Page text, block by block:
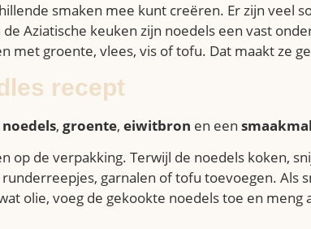
smaken mee kunt creëren. Er zijn veel
Aziatische keuken zijn noedels een vast
met groente, vlees, vis of tofu. Dat maakt ze
recept
noedels, groente, eiwitbron en een
op de verpakking. Terwijl de noedels koken,
garnalen of tofu toevoegen. Als
olie, voeg de gekookte noedels toe en meng